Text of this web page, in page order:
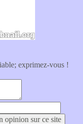
exprimez-vous !